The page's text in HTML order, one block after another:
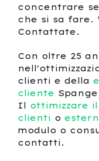
concentrare
che si sa fare.
Contattate.
Con oltre 25
clienti e della
cliente
Il ottimizzare
clienti o
modulo o
contatti.